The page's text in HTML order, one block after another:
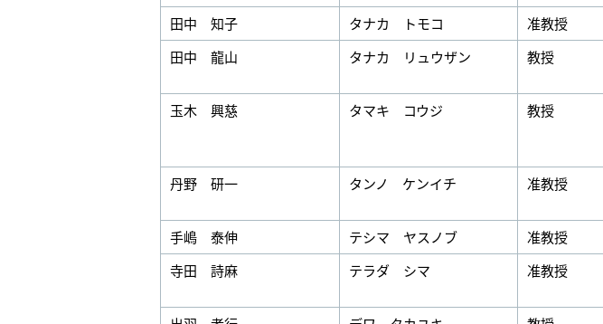
田中 知子
タナカ トモコ 准教授
田中 龍山
タナカ リュウザン 教授
玉木 興慈
タマキ コウジ 教授
丹野 研一
タンノ ケンイチ 准教授
手嶋 泰伸
テシマ ヤスノブ 准教授
寺田 詩麻
テラダ シマ 准教授